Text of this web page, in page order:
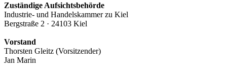
Zuständige Aufsichtsbehörde
Industrie- und Handelskammer zu Kiel
Bergstraße 2 · 24103 Kiel
Vorstand
Thorsten Gleitz (Vorsitzender)
Jan Marin